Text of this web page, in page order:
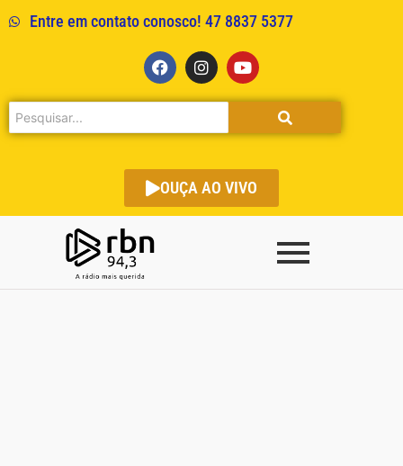
Entre em contato conosco! 47 8837 5377
OUÇA AO VIVO